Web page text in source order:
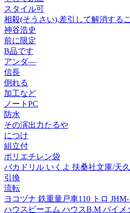
スタイル可
相殺(そうさい),差引して解消する
神谷浩史
前に限定
B品です
アンダ—
信長
倒れる
加工など
ノートPC
防水
その演出力たるや
につけ
組立付
ポリエチレン袋
バカドリル いくよ 扶桑社文庫/天
引換
流転
ヨコヅナ 鉄重量戸車110 トロ
ハウスビーエム ハウスB.M バイメ